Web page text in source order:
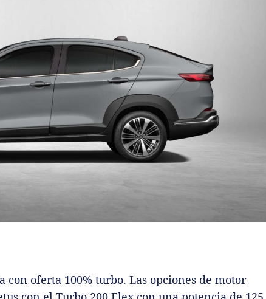
con oferta 100% turbo. Las opciones de motor